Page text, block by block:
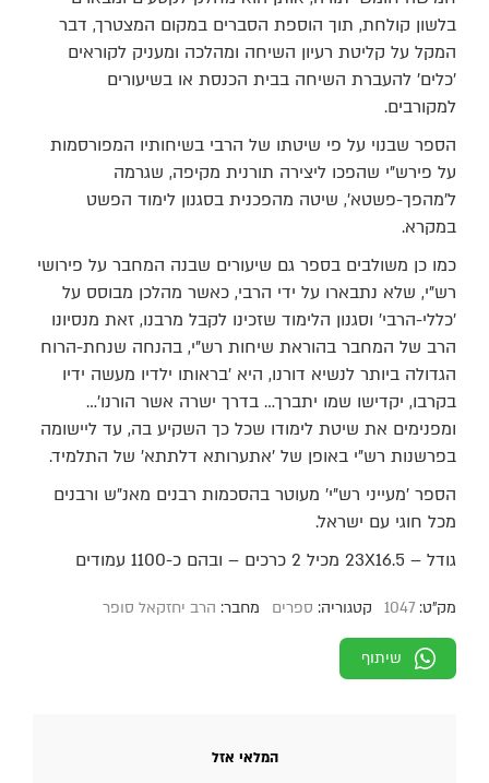
בלשון קולחת, תוך הוספת הסברים במקום המצטרך, דבר
המקל על קליטת רעיון השיחה ומהלכה ומעניק לקוראים
’כלים’ להעברת השיחה בבית הכנסת או בשיעורים
למקורבים.
הספר שבנוי על פי שיטתו של הרבי בשיחותיו המפורסמות
על פירש"י שהפכו ליצירה תורנית מקיפה, שגרמה
ל’מהפך-פשטא’, שיטה מהפכנית בסגנון לימוד הפשט
במקרא.
כמו כן משולבים בספר גם שיעורים שבנה המחבר על פירושי
רש"י, שלא נתבארו על ידי הרבי, כאשר מהלכן מבוסס על
’כללי-הרבי’ וסגנון הלימוד שזכינו לקבל מרבנו, זאת מנסיונו
הרב של המחבר בהוראת שיחות רש"י, בהנחה שנחת-הרוח
הגדולה ביותר לנשיא דורנו, היא ’בראותו ילדיו מעשה ידיו
בקרבו, יקדישו שמו יתברך… בדרך ישרה אשר הורנו’…
ומפנימים את שיטת לימודו שכל כך השקיע בה, עד ליישומה
בפרשנות רש"י באופן של ’אתערותא דלתתא’ של התלמיד.
הספר ’מעייני רש"י’ מעוטר בהסכמות רבנים מאנ"ש ורבנים
מכל חוגי עם ישראל.
גודל – 23X16.5 מכיל 2 כרכים – ובהם כ-1100 עמודים
מק"ט:1047 קטגוריה: ספרים מחבר: הרב יחזקאל סופר
שיתוף
המלאי אזל